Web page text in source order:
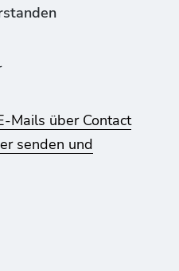
Mails über Contact
senden und